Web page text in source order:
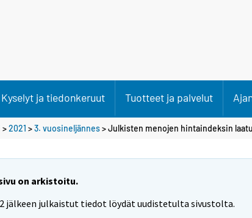
Kyselyt ja tiedonkeruut Tuotteet ja palvelut
>2021 >3. vuosineljännes> Julkisten menojen hintaindeksin
on arkistoitu.
jälkeen julkaistut tiedot löydät uudistetulta sivustolta.